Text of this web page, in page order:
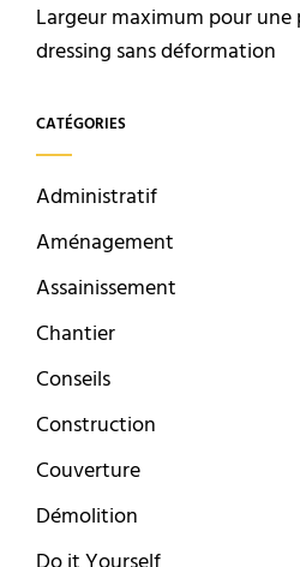
Largeur maximum pour
dressing sans déformation
CATÉGORIES
Administratif
Aménagement
Assainissement
Chantier
Conseils
Construction
Couverture
Démolition